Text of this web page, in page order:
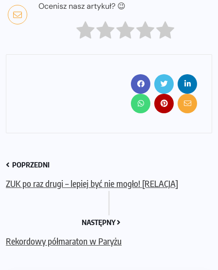
Ocenisz nasz artykuł? 😉
POPRZEDNI
ZUK po raz drugi – lepiej być nie mogło! [RELACJA]
NASTĘPNY
Rekordowy półmaraton w Paryżu